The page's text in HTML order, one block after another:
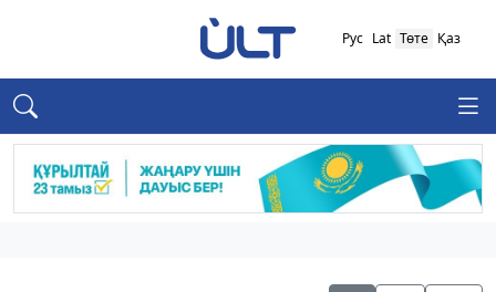
Қаз
Төте
Lat
Рус